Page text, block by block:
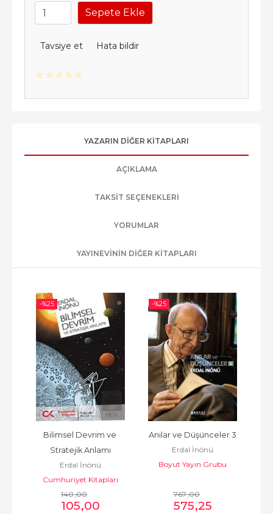
Sepete Ekle
Tavsiye et Hata bildir
YAZARIN DIĞER KITAPLARI
AÇIKLAMA
TAKSIT SEÇENEKLERI
YORUMLAR
YAYINEVININ DIĞER KITAPLARI
-%25
Bilimsel Devrim ve
Stratejik Anlamı
Erdal İnönü
Cumhuriyet Kitapları
140,00
105,00
-%25
Anılar ve Düşünceler 3
Erdal İnönü
Boyut Yayın Grubu
767,00
575,25